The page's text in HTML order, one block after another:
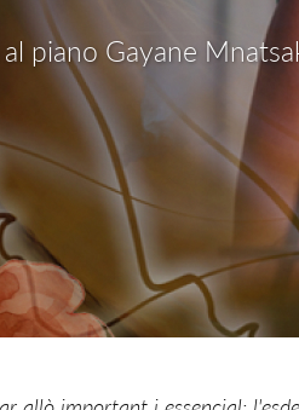
piano Gayane